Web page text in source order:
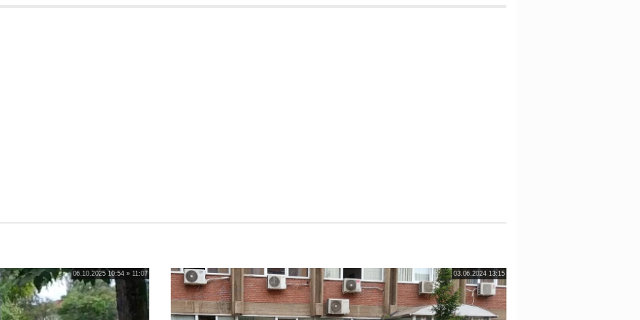
06.10.2025 10:54 » 11:07 03.06.2024 13:15